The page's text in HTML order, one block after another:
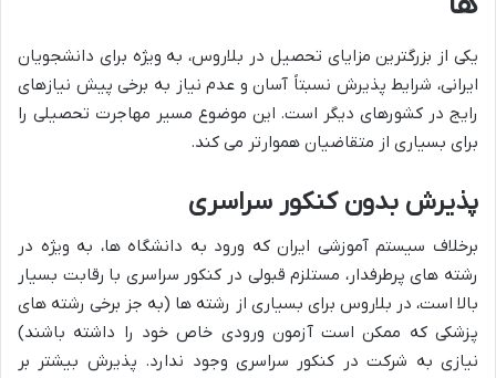
یکی از بزرگترین مزایای تحصیل در بلاروس، به ویژه برای دانشجویان
ایرانی، شرایط پذیرش نسبتاً آسان و عدم نیاز به برخی پیش نیازهای
رایج در کشورهای دیگر است. این موضوع مسیر مهاجرت تحصیلی را
برای بسیاری از متقاضیان هموارتر می کند.
پذیرش بدون کنکور سراسری
برخلاف سیستم آموزشی ایران که ورود به دانشگاه ها، به ویژه در
رشته های پرطرفدار، مستلزم قبولی در کنکور سراسری با رقابت بسیار
بالا است، در بلاروس برای بسیاری از رشته ها (به جز برخی رشته های
پزشکی که ممکن است آزمون ورودی خاص خود را داشته باشند)
نیازی به شرکت در کنکور سراسری وجود ندارد. پذیرش بیشتر بر